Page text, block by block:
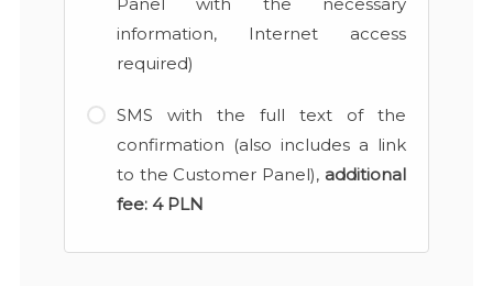
information, Internet access
required)
SMS with the full text of the
confirmation (also includes a link
to the Customer Panel), additional
fee: 4 PLN